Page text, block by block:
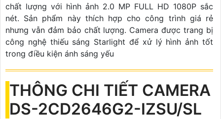
chất lượng với hình ảnh 2.0 MP FULL HD 1080P sắc
nét. Sản phẩm này thích hợp cho công trình giá rẻ
nhưng vẫn đảm bảo chất lượng. Camera được trang bị
công nghệ thiếu sáng Starlight để xử lý hình ảnh tốt
trong điều kiện ánh sáng yếu
THÔNG CHI TIẾT CAMERA
DS-2CD2646G2-IZSU/SL